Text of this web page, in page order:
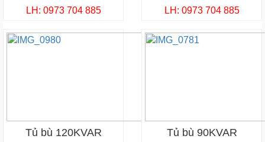
LH: 0973 704 885 LH: 0973 704 885
Tủ bù 120KVAR Tủ bù 90KVAR